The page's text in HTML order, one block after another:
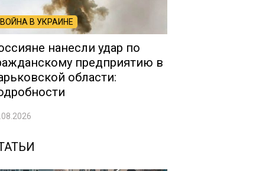
ВОЙНА В УКРАИНЕ
нанесли удар по
предприятию в
области: